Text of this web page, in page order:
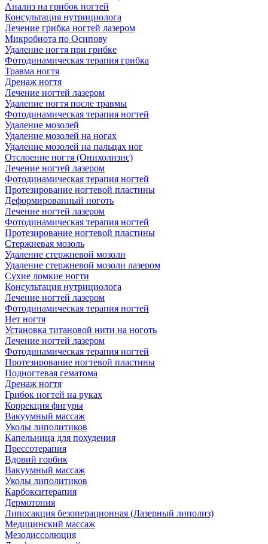
Анализ на грибок ногтей
Консультация нутрициолога
Лечение грибка ногтей лазером
Микробиота по Осипову
Удаление ногтя при грибке
Фотодинамическая терапия грибка
Травма ногтя
Дренаж ногтя
Лечение ногтей лазером
Удаление ногтя после травмы
Фотодинамическая терапия ногтей
Удаление мозолей
Удаление мозолей на ногах
Удаление мозолей на пальцах ног
Отслоение ногтя (Онихолизис)
Лечение ногтей лазером
Фотодинамическая терапия ногтей
Протезирование ногтевой пластины
Деформированный ноготь
Лечение ногтей лазером
Фотодинамическая терапия ногтей
Протезирование ногтевой пластины
Стержневая мозоль
Удаление стержневой мозоли
Удаление стержневой мозоли лазером
Сухие ломкие ногти
Консультация нутрициолога
Лечение ногтей лазером
Фотодинамическая терапия ногтей
Нет ногтя
Установка титановой нити на ноготь
Лечение ногтей лазером
Фотодинамическая терапия ногтей
Протезирование ногтевой пластины
Подногтевая гематома
Дренаж ногтя
Грибок ногтей на руках
Коррекция фигуры
Вакуумный массаж
Уколы липолитиков
Капельница для похудения
Прессотерапия
Вдовий горбик
Вакуумный массаж
Уколы липолитиков
Карбокситерапия
Дермотония
Липосакция безоперационная (Лазерный липолиз)
Медицинский массаж
Мезодиссолюция